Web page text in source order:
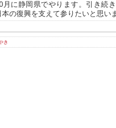
月に静岡県でやります。引き続
本の復興を支えて参りたいと思い
き